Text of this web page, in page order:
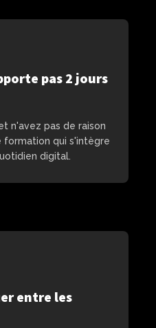
pas 2 jours
n'avez pas de raison
formation qui s'intègre
digital.
entre les